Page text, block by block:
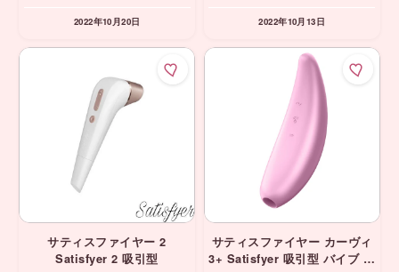
2022年10月20日
Penguin 吸引 吸うやつ
2022年10月13日
サティスファイヤー 2
Satisfyer 2 吸引型
サティスファイヤー カーヴィ
3+ Satisfyer 吸引型 バイブ バ